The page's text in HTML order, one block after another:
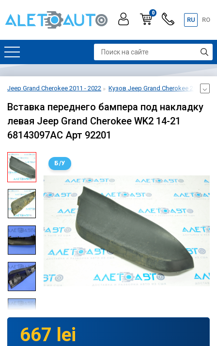
0
RU RO
Jeep Grand Cherokee 2011 - 2022 Кузов Jeep Grand Cherokee 2011 -
Вставка переднего бампера под накладку
левая Jeep Grand Cherokee WK2 14-21
68143097AC Арт 92201
Б/У
667 lei